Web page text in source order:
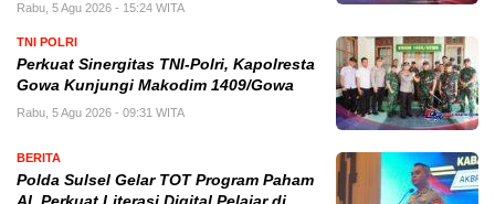
Rabu, 5 Agu 2026 - 15:24 WITA
TNI POLRI
Perkuat Sinergitas TNI-Polri, Kapolresta
Gowa Kunjungi Makodim 1409/Gowa
Rabu, 5 Agu 2026 - 09:31 WITA
BERITA
Polda Sulsel Gelar TOT Program Paham